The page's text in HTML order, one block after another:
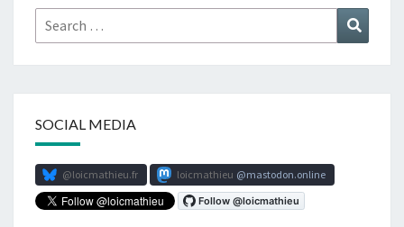
Search
for:
SOCIAL MEDIA
@loicmathieu.fr loicmathieu mastodon.online